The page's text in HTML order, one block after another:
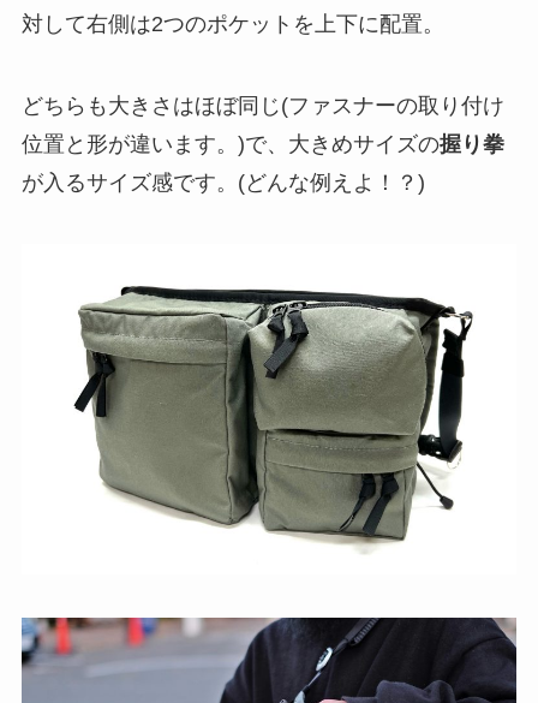
対して右側は2つのポケットを上下に配置。
どちらも大きさはほぼ同じ(ファスナーの取り付け
位置と形が違います。)で、大きめサイズの握り拳
が入るサイズ感です。(どんな例えよ！？)